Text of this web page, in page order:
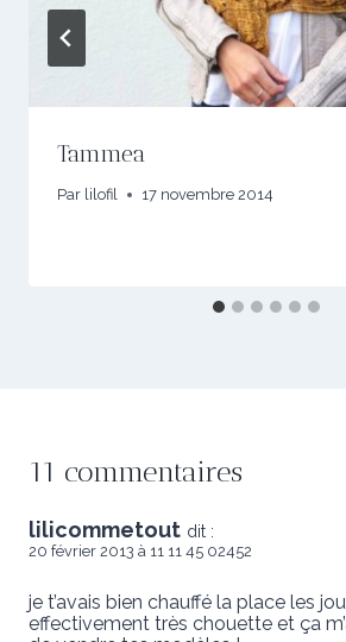
Tammea
Par lilofil 17 novembre 2014
11 commentaires
lilicommetout dit :
20 février 2013 à 11 11 45 02452
je t’avais bien chauffé la place les
effectivement très chouette et ça